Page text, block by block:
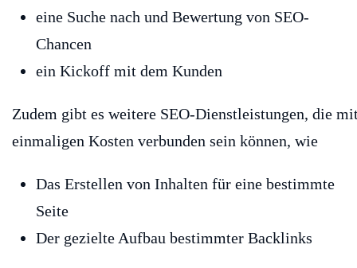
eine Suche nach und Bewertung von SEO-
Chancen
ein Kickoff mit dem Kunden
Zudem gibt es weitere SEO-Dienstleistungen, die
einmaligen Kosten verbunden sein können, wie
Das Erstellen von Inhalten für eine bestimmte
Seite
Der gezielte Aufbau bestimmter Backlinks